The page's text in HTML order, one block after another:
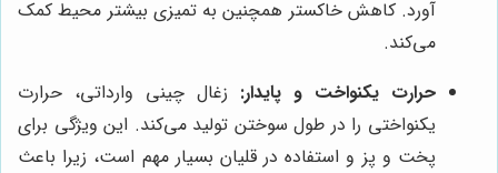
آورد. کاهش خاکستر همچنین به تمیزی بیشتر محیط کمک
می‌کند.
حرارت یکنواخت و پایدار: زغال چینی وارداتی، حرارت
یکنواختی را در طول سوختن تولید می‌کند. این ویژگی برای
پخت و پز و استفاده در قلیان بسیار مهم است، زیرا باعث